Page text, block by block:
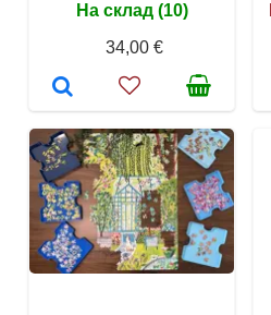
На склад (10)
34,00 €